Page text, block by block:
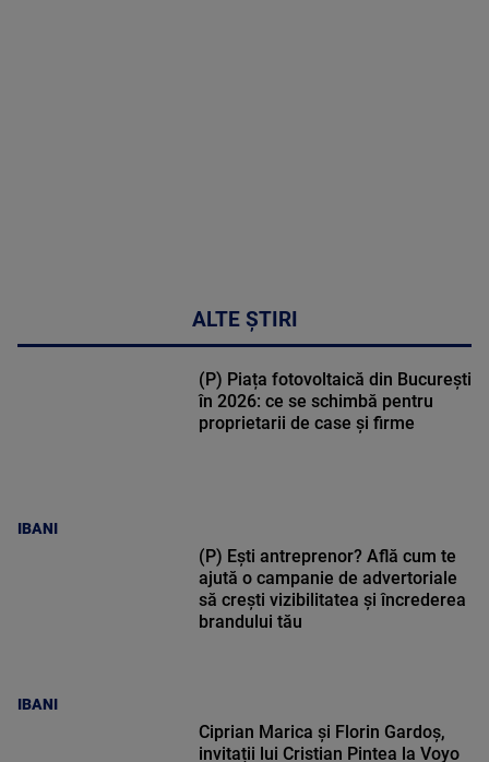
ALTE ȘTIRI
IBANI
(P) Piața fotovoltaică din București
în 2026: ce se schimbă pentru
proprietarii de case și firme
IBANI
(P) Ești antreprenor? Află cum te
ajută o campanie de advertoriale
să crești vizibilitatea și încrederea
brandului tău
Ciprian Marica și Florin Gardoș,
invitații lui Cristian Pintea la Voyo